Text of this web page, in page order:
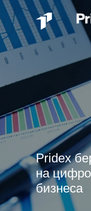
Pridex
на
бизнеса